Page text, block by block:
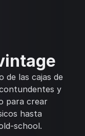
de las cajas de
y
para crear
hasta
school.